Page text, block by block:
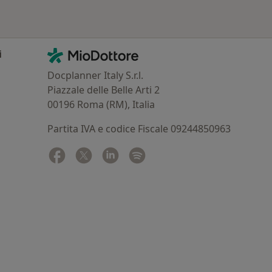
Contatti
MioDottore - Homepage
Docplanner Italy S.r.l.
Piazzale delle Belle Arti 2
00196 Roma (RM), Italia
Partita IVA e codice Fiscale 09244850963
Facebook
si apre in una nuova scheda
Twitter
si apre in una nuova scheda
Linkedin
si apre in una nuova scheda